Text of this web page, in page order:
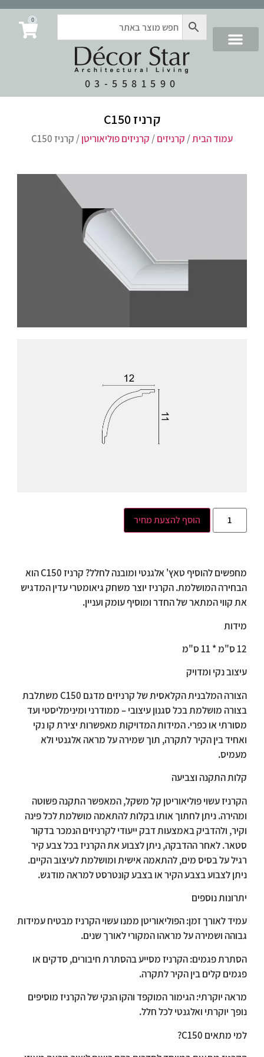
03-5581590
0
קרניז C150
עמוד הבית/ קרניזים/ קרניזים פוליאוריטן/ קרניז C150
הוסף להצעת מחיר
מחפשים להוסיף טאץ' אלגנטי ומובנה לחלל? קרניז C150 הוא
הבחירה המושלמת. הקרניז יוצר משחק גיאומטרי עדין המדגיש
את קווי המתאר של החדר ומוסיף עומק ועניין.
מידות
12 ס"מ * 11 ס"מ
עיצוב נקי ומדויק
הצורה המלבנית הקלאסית של קרניזים מדגם C150 משתלבת
בצורה מושלמת בכל סגנון עיצובי – ממודרני ומינימליסטי ועד
מסורתי או כפרי. המידות המדויקות מאפשרות יצירת קו נקי
ואחיד בין הקיר לתקרה, תוך שמירה על מראה אלגנטי ולא
מעמיס.
קלות התקנה וצביעה
הקרניז עשוי פוליאוריטן קל משקל, המאפשר התקנה פשוטה
ומהירה. ניתן לחתוך אותו בקלות להתאמה מושלמת לכל פינה
וקיר, ולהדביק באמצעות דבק ייעודי לקרניזים הנמכר בדקור
סטאר. לאחר ההדבקה, ניתן לצבוע את הקרניז בכל צבע קיר
רגיל על בסיס מים, להתאמה אישית ומושלמת לעיצוב הקיים.
ניתן לצבוע בצבע הקיר או בצבע קונטרסט למראה מודגש.
יתרונות נוספים
עמיד לאורך זמן: הפוליאוריטן ממנו עשוי הקרניז מבטיח עמידות
גבוהה ושמירה על מראהו המקורי לאורך שנים.
הסתרת פגמים: הקרניז מסייע בהסתרת חיבורים, סדקים או
פגמים קלים בין הקיר לתקרה.
מראה יוקרתי: הגימור המוקפד והקו הנקי של הקרניז מוסיפים
נופך יוקרתי ואלגנטי לכל חלל.
למי מתאים